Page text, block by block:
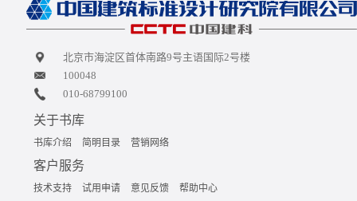
北京市海淀区首体南路9号主语国际2号楼
100048
010-68799100
关于书库
书库介绍 简明目录 营销网络
客户服务
技术支持 试用申请 意见反馈 帮助中心